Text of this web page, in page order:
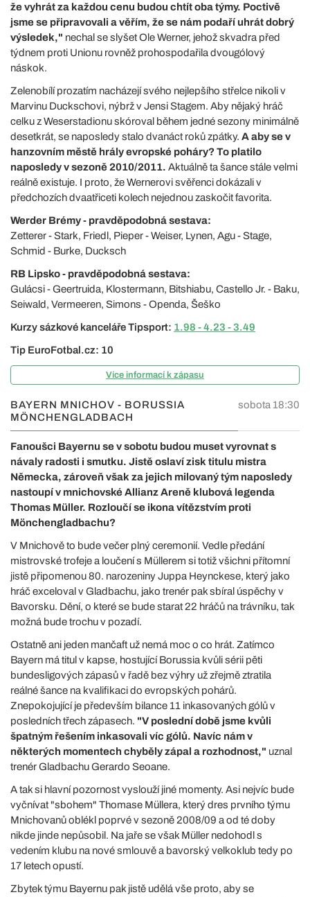
že vyhrát za každou cenu budou chtít oba týmy. Poctivě
jsme se připravovali a věřím, že se nám podaří uhrát dobrý
výsledek," nechal se slyšet Ole Werner, jehož skvadra před
týdnem proti Unionu rovněž prohospodařila dvougólový
náskok.
Zelenobílí prozatím nacházejí svého nejlepšího střelce nikoli v
Marvinu Duckschovi, nýbrž v Jensi Stagem. Aby nějaký hráč
celku z Weserstadionu skóroval během jedné sezony minimálně
desetkrát, se naposledy stalo dvanáct roků zpátky. A aby se v
hanzovním městě hrály evropské poháry? To platilo
naposledy v sezoně 2010/2011. Aktuálně ta šance stále velmi
reálně existuje. I proto, že Wernerovi svěřenci dokázali v
předchozích dvaatřiceti kolech nejednou zaskočit favorita.
Werder Brémy - pravděpodobná sestava:
Zetterer - Stark, Friedl, Pieper - Weiser, Lynen, Agu - Stage,
Schmid - Burke, Ducksch
RB Lipsko - pravděpodobná sestava:
Gulácsi - Geertruida, Klostermann, Bitshiabu, Castello Jr. - Baku,
Seiwald, Vermeeren, Simons - Openda, Šeško
Kurzy sázkové kanceláře Tipsport: 1.98 - 4.23 - 3.49
Tip EuroFotbal.cz: 10
Více informací k zápasu
BAYERN MNICHOV - BORUSSIA
MÖNCHENGLADBACH
sobota 18:30
Fanoušci Bayernu se v sobotu budou muset vyrovnat s
návaly radosti i smutku. Jistě oslaví zisk titulu mistra
Německa, zároveň však za jejich milovaný tým naposledy
nastoupí v mnichovské Allianz Areně klubová legenda
Thomas Müller. Rozloučí se ikona vítězstvím proti
Mönchengladbachu?
V Mnichově to bude večer plný ceremonií. Vedle předání
mistrovské trofeje a loučení s Müllerem si totiž všichni přítomní
jistě připomenou 80. narozeniny Juppa Heynckese, který jako
hráč exceloval v Gladbachu, jako trenér pak sbíral úspěchy v
Bavorsku. Dění, o které se bude starat 22 hráčů na trávníku, tak
možná bude trochu v pozadí.
Ostatně ani jeden mančaft už nemá moc o co hrát. Zatímco
Bayern má titul v kapse, hostující Borussia kvůli sérii pěti
bundesligových zápasů v řadě bez výhry už zřejmě ztratila
reálné šance na kvalifikaci do evropských pohárů.
Znepokojující je především bilance 11 inkasovaných gólů v
posledních třech zápasech. "V poslední době jsme kvůli
špatným řešením inkasovali víc gólů. Navíc nám v
některých momentech chyběly zápal a rozhodnost," uznal
trenér Gladbachu Gerardo Seoane.
A tak si hlavní pozornost vyslouží jiné momenty. Asi nejvíc bude
vyčnívat "sbohem" Thomase Müllera, který dres prvního týmu
Mnichovanů oblékl poprvé v sezoně 2008/09 a od té doby
nikde jinde nepůsobil. Na jaře se však Müller nedohodl s
vedením klubu na nové smlouvě a bavorský velkoklub tedy po
17 letech opustí.
Zbytek týmu Bayernu pak jistě udělá vše proto, aby se